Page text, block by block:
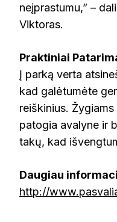
neįprastumu,” –
Viktoras.
Praktiniai
Į parką verta
kad galėtumėte
reiškinius.
patogia avalyne ir
takų, kad
Daugiau
http://